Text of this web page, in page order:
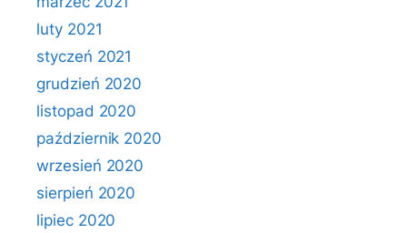
luty 2021
styczeń 2021
grudzień 2020
listopad 2020
październik 2020
wrzesień 2020
sierpień 2020
lipiec 2020